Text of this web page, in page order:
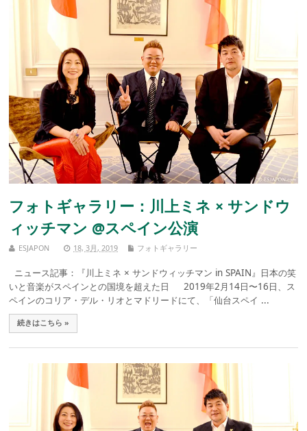
フォトギャラリー：川上ミネ × サンドウ
ィッチマン @スペイン公演
ESJAPON 18, 3月, 2019 フォトギャラリー
ニュース記事：『川上ミネ × サンドウィッチマン in SPAIN』日本の笑
いと音楽がスペインとの国境を超えた日 2019年2月14日〜16日、ス
ペインのコリア・デル・リオとマドリードにて、「仙台スペイ ...
続きはこちら »